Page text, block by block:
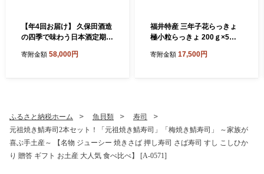
【年4回お届け】 久保田酒造
の四季で味わう日本酒定期便
～ 定期便 純米吟醸 純米原酒
-1302]
寄附金額 58,000円
福井特産 三年子花らっきょ
極小粒らっきょ 200ｇ×5袋
りの三年掘り栽培』 希少 漬
寄附金額 17,500円
ふるさと納税ホーム 魚貝類
寿司
元祖焼き鯖寿司2本セット！「元祖焼き鯖寿司」「梅焼き鯖寿司」 ～家族が
喜ぶ手土産～ 【名物 ジューシー 焼きさば 押し寿司 さば寿司 すし こしひか
り 贈答 ギフト お土産 大人気 食べ比べ】 [A-0571]